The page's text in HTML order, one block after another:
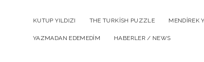
KUTUP YILDIZI THE TURKISH PUZZLE MENDIREK
YAZMADAN EDEMEDIM HABERLER / NEWS